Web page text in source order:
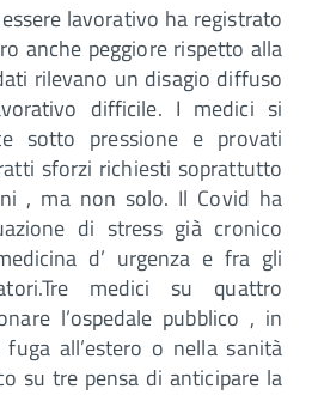
lavorativo ha registrato
anche peggiore rispetto alla
rilevano un disagio diffuso
difficile. I medici si
sotto pressione e provati
sforzi richiesti soprattutto
, ma non solo. Il Covid ha
di stress già cronico
d’ urgenza e fra gli
medici su quattro
l’ospedale pubblico , in
all’estero o nella sanità
su tre pensa di anticipare la